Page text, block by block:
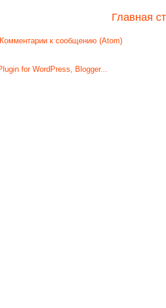
Главная
Комментарии к сообщению (Atom)